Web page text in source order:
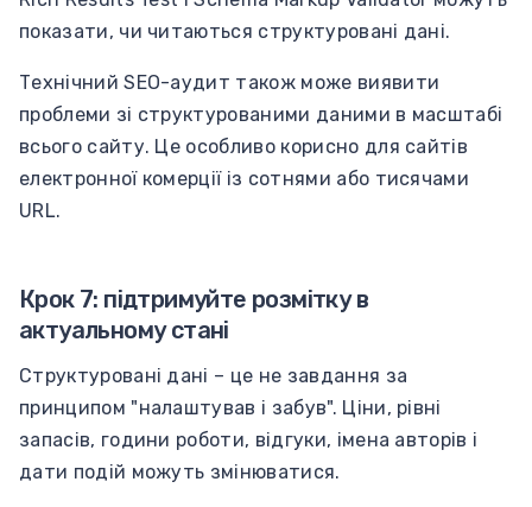
показати, чи читаються структуровані дані.
Технічний SEO-аудит також може виявити
проблеми зі структурованими даними в масштабі
всього сайту. Це особливо корисно для сайтів
електронної комерції із сотнями або тисячами
URL.
Крок 7: підтримуйте розмітку в
актуальному стані
Структуровані дані – це не завдання за
принципом "налаштував і забув". Ціни, рівні
запасів, години роботи, відгуки, імена авторів і
дати подій можуть змінюватися.